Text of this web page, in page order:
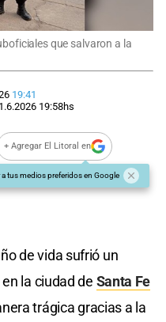
que salvaron a la
19:41
19:58hs
+ Agregar El Litoral en
a tus medios preferidos en Google
de vida sufrió un
en la ciudad de Santa Fe
trágica gracias a la